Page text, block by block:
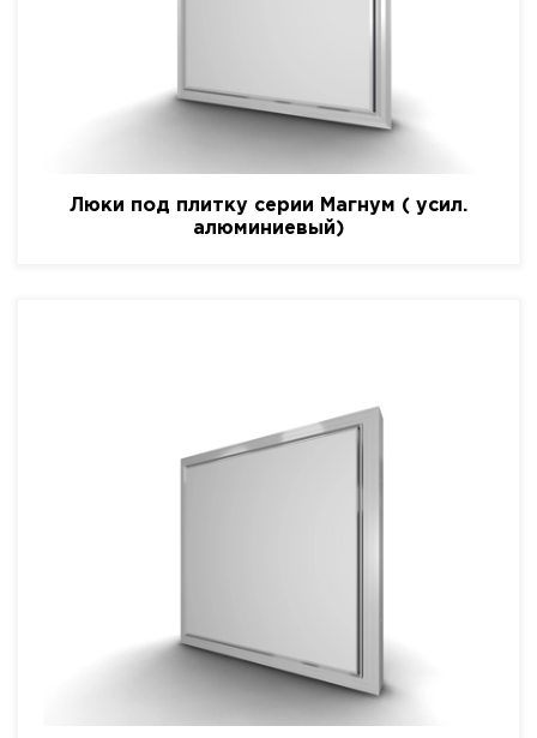
Люки под плитку серии Магнум ( усил.
алюминиевый)